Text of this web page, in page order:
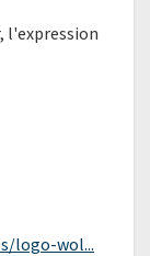
l'expression
logo-wol...